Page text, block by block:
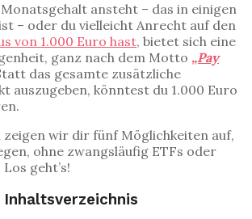
ansteht – das in einigen
– oder du vielleicht Anrecht auf den
von 1.000 Euro hast, bietet sich eine
ganz nach dem Motto „Pay
das gesamte zusätzliche
auszugeben, könntest du 1.000 Euro
zeigen wir dir fünf Möglichkeiten auf,
ohne zwangsläufig ETFs oder
geht’s!
Inhaltsverzeichnis